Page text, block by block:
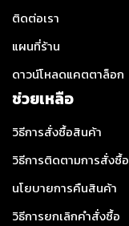
ติดต่อเรา
แผนที่ร้าน
ดาวน์โหลดแคตตาล็อก
ช่วยเหลือ
วิธีการสั่งซื้อสินค้า
วิธีการติดตามการสั่งซื้อ
นโยบายการคืนสินค้า
วิธีการยกเลิกคำสั่งซื้อ